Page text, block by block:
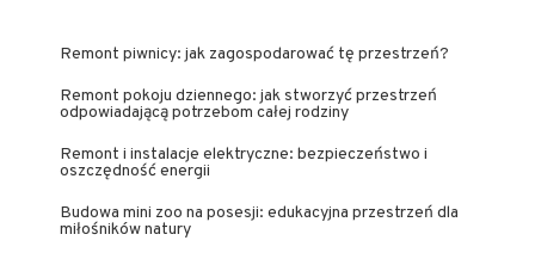
Remont piwnicy: jak zagospodarować tę przestrzeń?
Remont pokoju dziennego: jak stworzyć przestrzeń
odpowiadającą potrzebom całej rodziny
Remont i instalacje elektryczne: bezpieczeństwo i
oszczędność energii
Budowa mini zoo na posesji: edukacyjna przestrzeń dla
miłośników natury